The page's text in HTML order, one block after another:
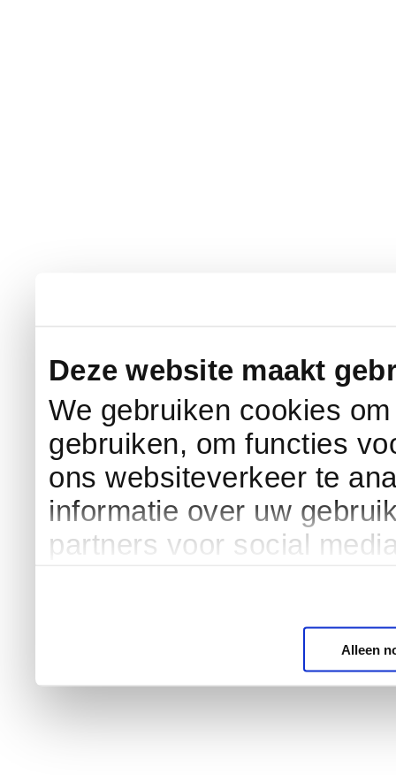
Deze website maakt
We gebruiken cookies
gebruiken, om functies
ons websiteverkeer te
informatie over uw
partners voor social
Alleen